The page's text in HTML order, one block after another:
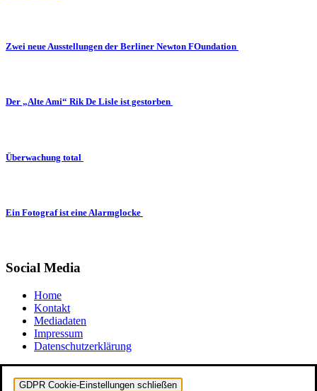
Zwei neue Ausstellungen der Berliner Newton FOundation
Der „Alte Ami“ Rik De Lisle ist gestorben
Überwachung total
Ein Fotograf ist eine Alarmglocke
Social Media
Home
Kontakt
Mediadaten
Impressum
Datenschutzerklärung
GDPR Cookie-Einstellungen schließen